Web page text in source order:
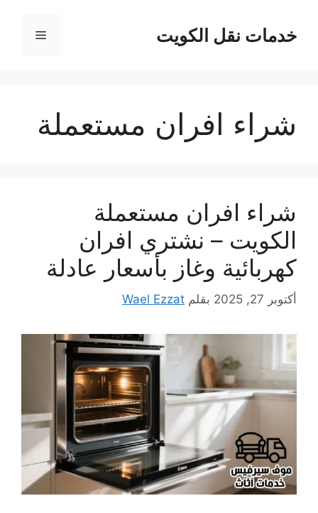
المحتوىخدمات نقل الكويت القائمة
شراء افران مستعملة
شراء افران مستعملة
الكويت – نشتري افران
كهربائية وغاز بأسعار عادلة
أكتوبر 27, 2025 بقلم Wael Ezzat